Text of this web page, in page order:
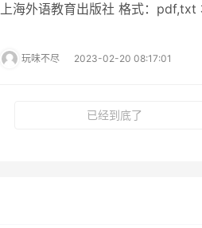
上海外语教育出版社 格式：pdf,txt
纳传-MP3免费下载有声版》在线阅
玩味不尽 2023-02-20 08:17:01
已经到底了